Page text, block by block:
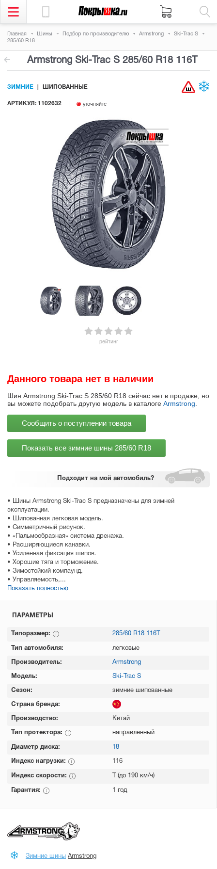
Главная Шины Подбор по производителю Armstrong
Ski-Trac S
285/60 R18
Armstrong Ski-Trac S 285/60 R18 116T
рейтинг
АРТИКУЛ: 1102632 уточняйте
ЗИМНИЕ ШИПОВАННЫЕ
Подходит на мой автомобиль?
• Шины Armstrong Ski-Trac S предназначены для зимней
эксплуатации.
• Шипованная легковая модель.
• Симметричный рисунок.
• «Пальмообразная» система дренажа.
• Расширяющиеся канавки.
• Усиленная фиксация шипов.
• Хорошие тяга и торможение.
• Зимостойкий компаунд.
• Управляемость,...
Показать полностью
Данного товара нет в наличии
Шин Armstrong Ski-Trac S 285/60 R18 сейчас нет в продаже, но
вы можете подобрать другую модель в каталоге Armstrong
Сообщить о поступлении товара
Показать все зимние шины 285/60 R18
ПАРАМЕТРЫ
Типоразмер: 285/60 R18 116T
Тип автомобиля: легковые
Производитель: Armstrong
Модель: Ski-Trac S
Сезон: зимние шипованные
Страна бренда:
Производство: Китай
Тип протектора: направленный
Диаметр диска: 18
Индекс нагрузки: 116
Индекс скорости: T (до 190 км/ч)
Гарантия: 1 год
Зимние шины Armstrong